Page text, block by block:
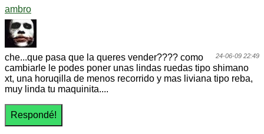
ambro
24-06-09 22:49
che...que pasa que la queres vender???? como
cambiarle le podes poner unas lindas ruedas tipo shimano
xt, una horuqilla de menos recorrido y mas liviana tipo reba,
muy linda tu maquinita....